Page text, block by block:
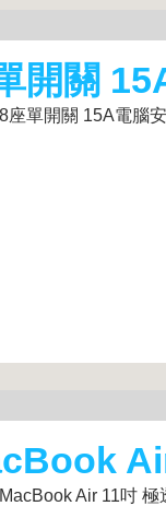
開關
單開關 15A電腦
Air 11吋